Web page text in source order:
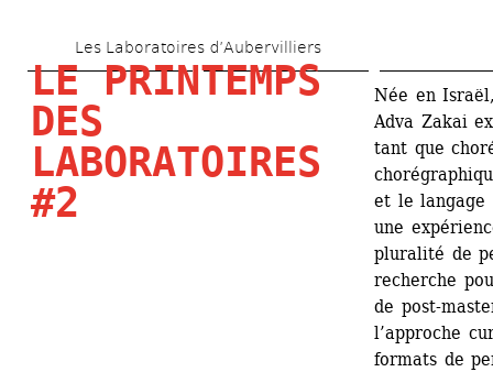
au
contenu
Les Laboratoires d’Aubervilliers
LE PRINTEMPS
DES
LABORATOIRES
#2
Née en
Adva Zakai
tant que
et le langage
une
pluralité de
recherche
de post-
l’approche
formats de